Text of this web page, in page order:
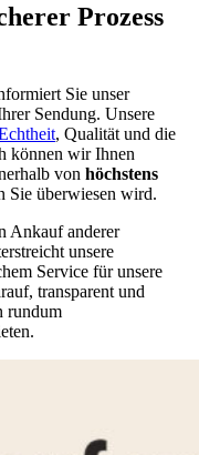
Prozess
Sie unser
Sendung. Unsere
, Qualität und die
können wir Ihnen
von höchstens
Sie überwiesen wird.
Ankauf anderer
unsere
Service für unsere
transparent und
rundum